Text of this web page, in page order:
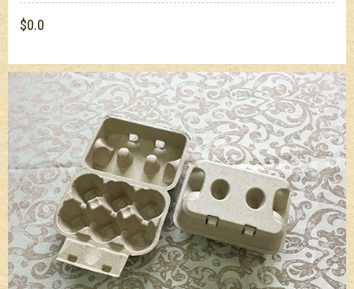
$0.0